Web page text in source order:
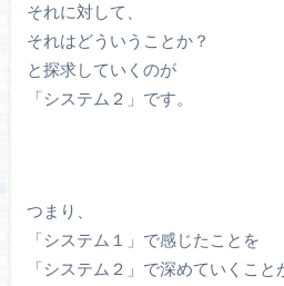
それに対して、
それはどういうことか？
と探求していくのが
「システム２」です。
つまり、
「システム１」で感じたことを
「システム２」で深めていくこと